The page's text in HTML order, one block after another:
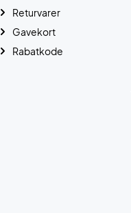
Returvarer
Gavekort
Rabatkode